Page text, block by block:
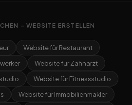
– WEBSITE ERSTELLEN
Website für Restaurant
Website für Zahnarzt
Website für Fitnessstudio
Website für Immobilienmakler